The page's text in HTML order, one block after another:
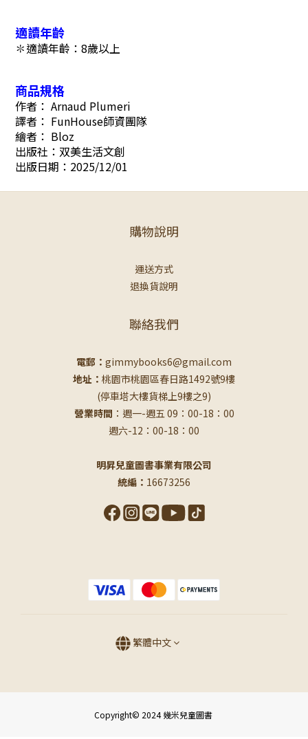
適讀年齡
✽適讀年齡：8歲以上
商品規格
作者： Arnaud Plumeri
譯者： FunHouse師資團隊
繪者： Bloz
出版社：双美生活文創
出版日期：2025/12/01
購物說明
運送方式
退換貨說明
聯絡我們
電郵： gimmybooks6@gmail.com
地址： 桃園市桃園區春日路1492號9樓
(停車塔大樓貨梯上9樓之9)
營業時間 ：週一-週五 09：00-18：00
週六-12：00-18：00
明昇兒童圖書事業有限公司
統編： 16673256
繁體中文
Copyright© 2024 幾米兒童圖書